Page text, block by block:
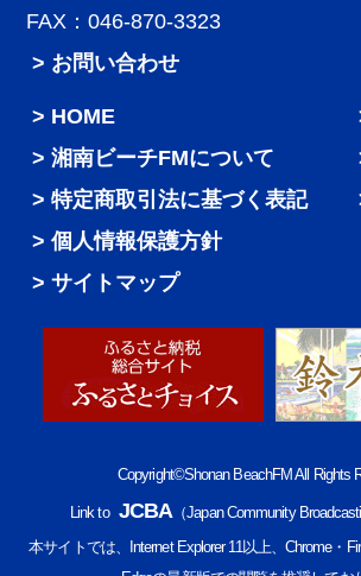
FAX：046-870-3323
> お問い合わせ
HOME
湘南ビーチFMについて
特定商取引法に基づく表記
個人情報保護方針
サイトマップ
Copyright©Shonan BeachFM All Rights
Link to JCBA（Japan Community
本サイトでは、Internet Explorer 11以上、Chrome・